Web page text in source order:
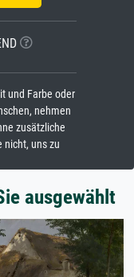
und Farbe oder
nehmen
zusätzliche
nicht, uns zu
ausgewählt